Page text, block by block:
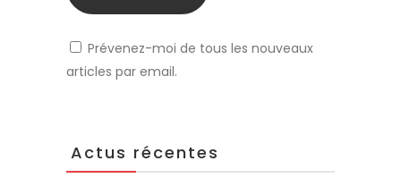
Prévenez-moi de tous les nouveaux
articles par email.
Actus récentes